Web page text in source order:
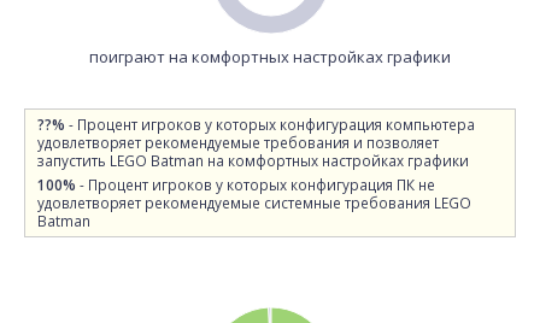
поиграют на комфортных настройках графики
??% - Процент игроков у которых конфигурация компьютера
удовлетворяет рекомендуемые требования и позволяет
запустить LEGO Batman на комфортных настройках графики
100% - Процент игроков у которых конфигурация ПК не
удовлетворяет рекомендуемые системные требования LEGO
Batman